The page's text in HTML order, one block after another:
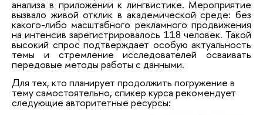
анализа в приложении к лингвистике. Мероприятие
вызвало живой отклик в академической среде: без
какого-либо масштабного рекламного продвижения
на интенсив зарегистрировалось 118 человек. Такой
высокий спрос подтверждает особую актуальность
темы и стремление исследователей осваивать
передовые методы работы с данными.
Для тех, кто планирует продолжить погружение в
тему самостоятельно, спикер курса рекомендует
следующие авторитетные ресурсы: